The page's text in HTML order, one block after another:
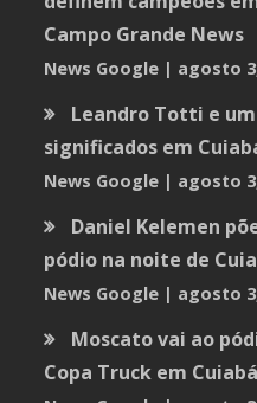
Campo Grande News
News Google agosto
Leandro Totti e
significados em
News Google agosto
Daniel Kelemen
pódio na noite de
News Google agosto
Moscato vai ao
Copa Truck em